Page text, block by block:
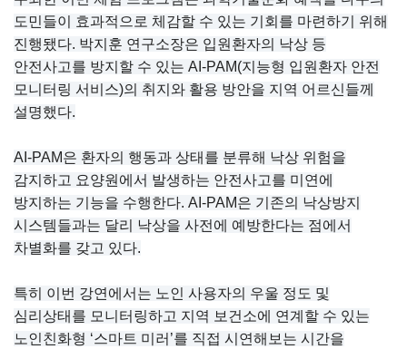
도민들이 효과적으로 체감할 수 있는 기회를 마련하기 위해
진행됐다. 박지훈 연구소장은 입원환자의 낙상 등
안전사고를 방지할 수 있는 AI-PAM(지능형 입원환자 안전
모니터링 서비스)의 취지와 활용 방안을 지역 어르신들께
설명했다.
AI-PAM은 환자의 행동과 상태를 분류해 낙상 위험을
감지하고 요양원에서 발생하는 안전사고를 미연에
방지하는 기능을 수행한다. AI-PAM은 기존의 낙상방지
시스템들과는 달리 낙상을 사전에 예방한다는 점에서
차별화를 갖고 있다.
특히 이번 강연에서는 노인 사용자의 우울 정도 및
심리상태를 모니터링하고 지역 보건소에 연계할 수 있는
노인친화형 ‘스마트 미러’를 직접 시연해보는 시간을